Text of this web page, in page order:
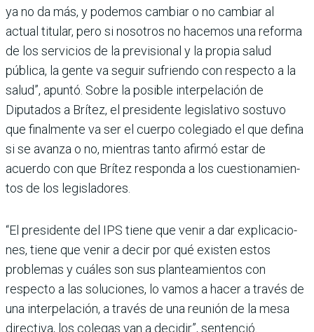
ya no da más, y podemos cam­biar o no cambiar al
actual titular, pero si nosotros no hacemos una reforma
de los servicios de la previsional y la propia salud
pública, la gente va seguir sufriendo con respecto a la
salud”, apuntó. Sobre la posible interpela­ción de
Diputados a Brítez, el presidente legislativo sos­tuvo
que finalmente va ser el cuerpo colegiado el que defina
si se avanza o no, mien­tras tanto afirmó estar de
acuerdo con que Brítez res­ponda a los cuestionamien­
tos de los legisladores.
“El presidente del IPS tiene que venir a dar explicacio­
nes, tiene que venir a decir por qué existen estos
proble­mas y cuáles son sus plantea­mientos con
respecto a las soluciones, lo vamos a hacer a través de
una interpelación, a través de una reunión de la mesa
directiva, los colegas van a decidir”, sentenció.